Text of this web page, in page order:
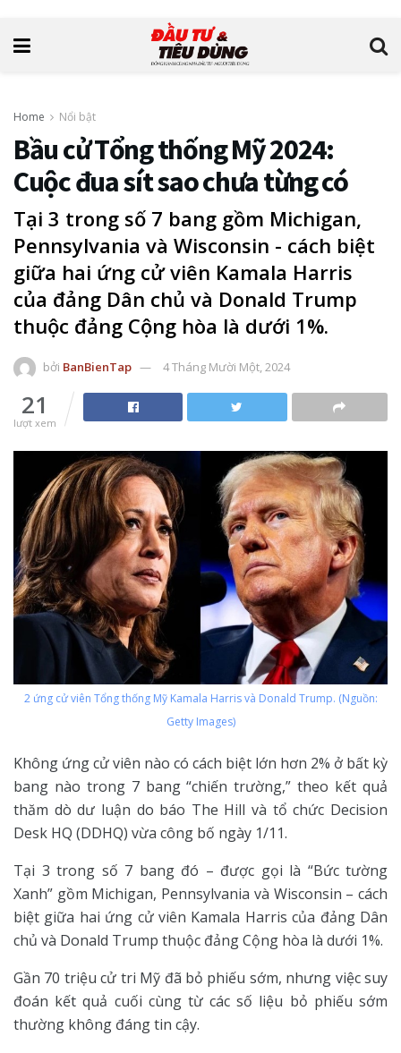
Home Nổi bật
Bầu cử Tổng thống Mỹ 2024:
Cuộc đua sít sao chưa từng có
Tại 3 trong số 7 bang gồm Michigan,
Pennsylvania và Wisconsin - cách biệt
giữa hai ứng cử viên Kamala Harris
của đảng Dân chủ và Donald Trump
thuộc đảng Cộng hòa là dưới 1%.
bởi BanBienTap 4 Tháng Mười Một, 2024
21
lượt xem
2 ứng cử viên Tổng thống Mỹ Kamala Harris và Donald Trump. (Nguồn:
Getty Images)
Không ứng cử viên nào có cách biệt lớn hơn 2% ở bất kỳ
bang nào trong 7 bang “chiến trường,” theo kết quả
thăm dò dư luận do báo The Hill và tổ chức Decision
Desk HQ (DDHQ) vừa công bố ngày 1/11.
Tại 3 trong số 7 bang đó – được gọi là “Bức tường
Xanh” gồm Michigan, Pennsylvania và Wisconsin – cách
biệt giữa hai ứng cử viên Kamala Harris của đảng Dân
chủ và Donald Trump thuộc đảng Cộng hòa là dưới 1%.
Gần 70 triệu cử tri Mỹ đã bỏ phiếu sớm, nhưng việc suy
đoán kết quả cuối cùng từ các số liệu bỏ phiếu sớm
thường không đáng tin cậy.